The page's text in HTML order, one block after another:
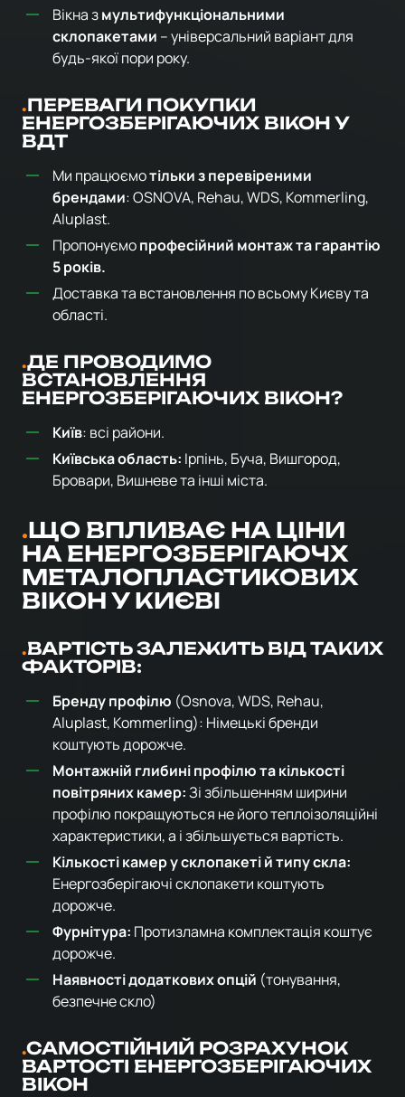
Вікна змультифункціональними
склопакетами – універсальний варіант для
будь-якої пори року.
ПЕРЕВАГИ ПОКУПКИ
ЕНЕРГОЗБЕРІГАЮЧИХ ВІКОН У
ВДТ
Ми працюємотільки з перевіреними
брендами: OSNOVA, Rehau, WDS, Kommerling,
Aluplast.
Пропонуємопрофесійний монтаж та гарантію
5 років.
Доставка та встановлення по всьому Києву та
області.
ДЕ ПРОВОДИМО
ВСТАНОВЛЕННЯ
ЕНЕРГОЗБЕРІГАЮЧИХ ВІКОН?
Київ: всі райони.
Київська область: Ірпінь, Буча, Вишгород,
Бровари, Вишневе та інші міста.
ЩО ВПЛИВАЄ НА ЦІНИ
НА ЕНЕРГОЗБЕРІГАЮЧХ
МЕТАЛОПЛАСТИКОВИХ
ВІКОН У КИЄВІ
ВАРТІСТЬ ЗАЛЕЖИТЬ ВІД ТАКИХ
ФАКТОРІВ:
Бренду профілю (Osnova, WDS, Rehau,
Aluplast, Kommerling): Німецькі бренди
коштують дорожче.
Монтажній глибині профілю та кількості
повітряних камер:Зі збільшенням ширини
профілю покращуються не його теплоізоляційні
характеристики, а і збільшується вартість.
Кількості камер у склопакеті й типу скла:
Енергозберігаючі склопакети коштують
дорожче.
Фурнітура: Протизламна комплектація коштує
дорожче.
Наявності додаткових опцій (тонування,
безпечне скло)
САМОСТІЙНИЙ РОЗРАХУНОК
ВАРТОСТІ ЕНЕРГОЗБЕРІГАЮЧИХ
ВІКОН